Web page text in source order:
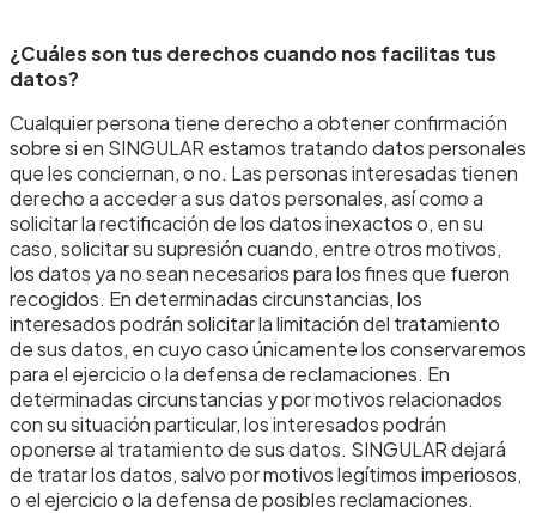
¿Cuáles son tus derechos cuando nos facilitas tus
datos?
Cualquier persona tiene derecho a obtener confirmación
sobre si en SINGULAR estamos tratando datos personales
que les conciernan, o no. Las personas interesadas tienen
derecho a acceder a sus datos personales, así como a
solicitar la rectificación de los datos inexactos o, en su
caso, solicitar su supresión cuando, entre otros motivos,
los datos ya no sean necesarios para los fines que fueron
recogidos. En determinadas circunstancias, los
interesados podrán solicitar la limitación del tratamiento
de sus datos, en cuyo caso únicamente los conservaremos
para el ejercicio o la defensa de reclamaciones. En
determinadas circunstancias y por motivos relacionados
con su situación particular, los interesados podrán
oponerse al tratamiento de sus datos. SINGULAR dejará
de tratar los datos, salvo por motivos legítimos imperiosos,
o el ejercicio o la defensa de posibles reclamaciones.